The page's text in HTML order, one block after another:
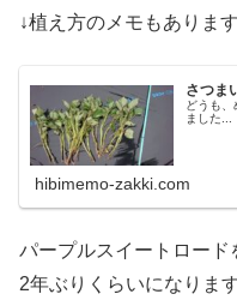
↓植え方のメモもありま
さつま
どうも、
ました...
hibimemo-zakki.com
パープルスイートロード
2年ぶりくらいになります